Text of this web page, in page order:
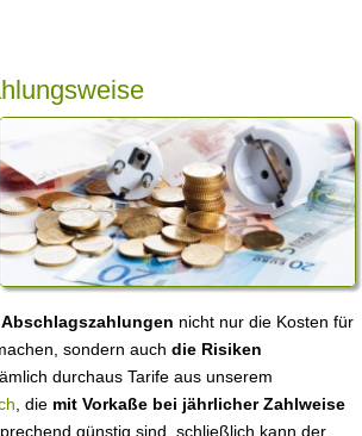
nicht nur die Kosten für
sondern auch die Risiken
durchaus Tarife aus unserem
, die mit Vorkaße bei jährlicher Zahlweise
günstig sind, schließlich kann der